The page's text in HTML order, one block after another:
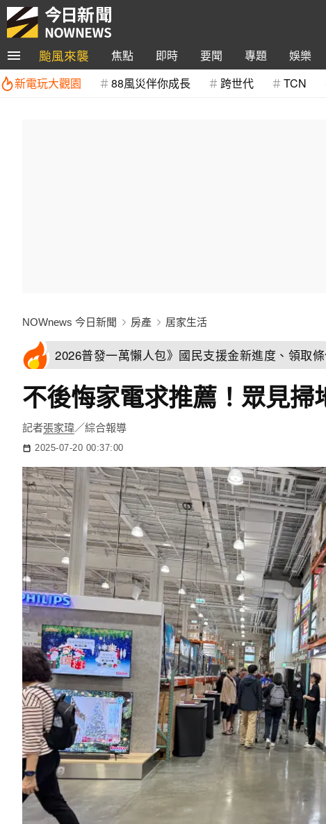
颱風來襲 焦點 即時 要聞 專題 娛樂
新電玩大觀園
88風災伴你成長 跨世代 TCN
NOWnews 今日新聞 房產 居家生活
2026普發一萬懶人包》國民支援金新進度、領取
不後悔家電求推薦！眾見
記者張家瑋／綜合報導
2025-07-20 00:37:00